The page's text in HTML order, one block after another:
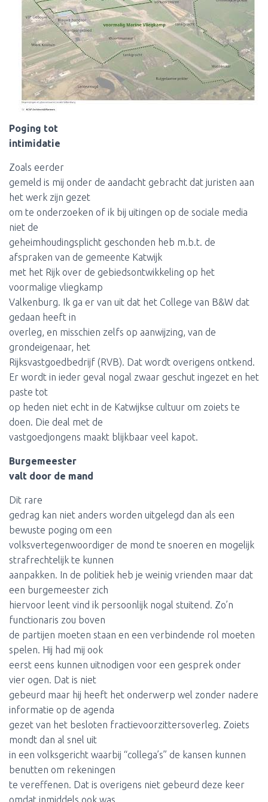
Poging tot
intimidatie
Zoals eerder
gemeld is mij onder de aandacht gebracht dat juristen aan
het werk zijn gezet
om te onderzoeken of ik bij uitingen op de sociale media
niet de
geheimhoudingsplicht geschonden heb m.b.t. de
afspraken van de gemeente Katwijk
met het Rijk over de gebiedsontwikkeling op het
voormalige vliegkamp
Valkenburg. Ik ga er van uit dat het College van B&W dat
gedaan heeft in
overleg, en misschien zelfs op aanwijzing, van de
grondeigenaar, het
Rijksvastgoedbedrijf (RVB). Dat wordt overigens ontkend.
Er wordt in ieder geval nogal zwaar geschut ingezet en het
paste tot
op heden niet echt in de Katwijkse cultuur om zoiets te
doen. Die deal met de
vastgoedjongens maakt blijkbaar veel kapot.
Burgemeester
valt door de mand
Dit rare
gedrag kan niet anders worden uitgelegd dan als een
bewuste poging om een
volksvertegenwoordiger de mond te snoeren en mogelijk
strafrechtelijk te kunnen
aanpakken. In de politiek heb je weinig vrienden maar dat
een burgemeester zich
hiervoor leent vind ik persoonlijk nogal stuitend. Zo’n
functionaris zou boven
de partijen moeten staan en een verbindende rol moeten
spelen. Hij had mij ook
eerst eens kunnen uitnodigen voor een gesprek onder
vier ogen. Dat is niet
gebeurd maar hij heeft het onderwerp wel zonder nadere
informatie op de agenda
gezet van het besloten fractievoorzittersoverleg. Zoiets
mondt dan al snel uit
in een volksgericht waarbij “collega’s” de kansen kunnen
benutten om rekeningen
te vereffenen. Dat is overigens niet gebeurd deze keer
omdat inmiddels ook was